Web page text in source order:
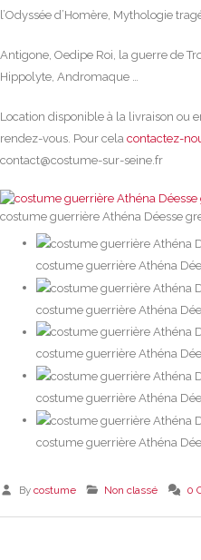
l’Odyssée d’Homère, Mythologie
Antigone, Oedipe Roi, la guerre de
Hippolyte, Andromaque …
Location disponible à la livraison ou
rendez-vous. Pour cela contactez-
contact@costume-sur-seine.fr
costume guerrière Athéna Déesse
costume guerrière Athéna
costume guerrière Athéna
costume guerrière Athéna
costume guerrière Athéna
costume guerrière Athéna
By costume Non classé 0